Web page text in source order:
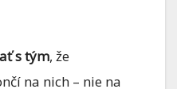
s tým, že
na nich – nie na